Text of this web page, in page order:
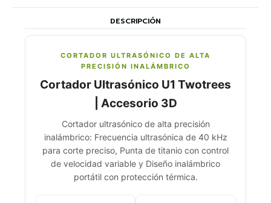
DESCRIPCIÓN
CORTADOR ULTRASÓNICO DE ALTA
PRECISIÓN INALÁMBRICO
Cortador Ultrasónico U1 Twotrees
| Accesorio 3D
Cortador ultrasónico de alta precisión
inalámbrico: Frecuencia ultrasónica de 40 kHz
para corte preciso, Punta de titanio con control
de velocidad variable y Diseño inalámbrico
portátil con protección térmica.